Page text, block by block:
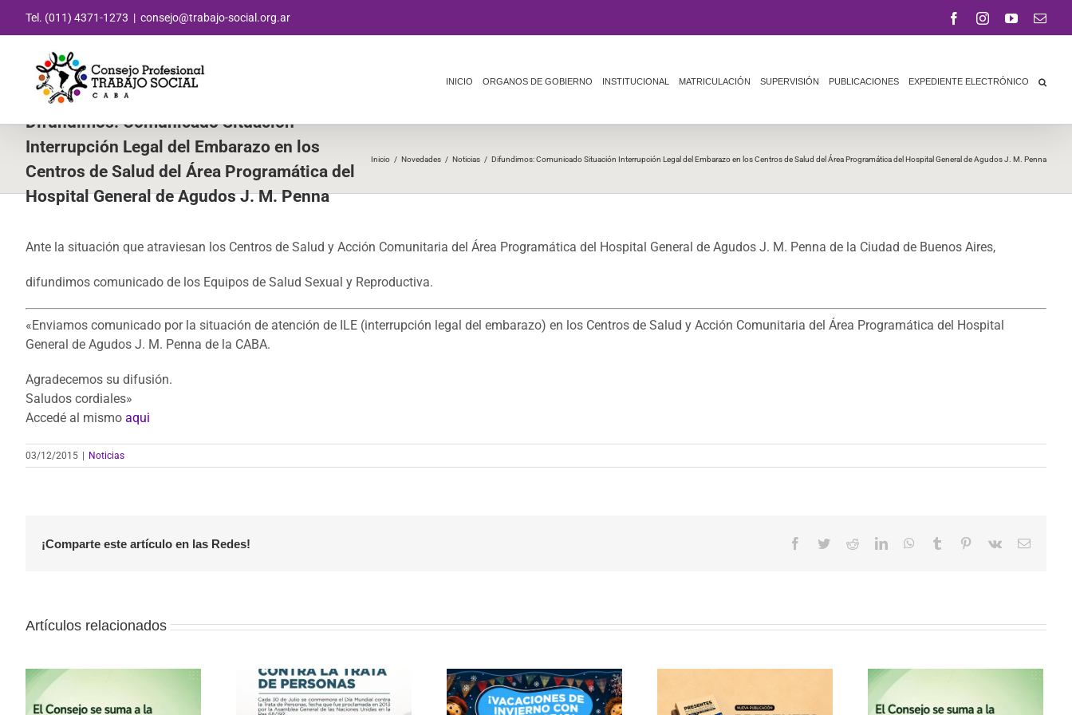
Tel. (011) 4371-1273 | consejo@trabajo-social.org.ar FacebookInstagramYouTube
INICIO ORGANOS DE GOBIERNO INSTITUCIONAL MATRICULACIÓN SUPERVISIÓN PUBLICACIONES EXPEDIENTE ELECTRÓNICO
Difundimos: Comunicado Situación
Interrupción Legal del Embarazo en los
Centros de Salud del Área Programática del
Hospital General de Agudos J. M. Penna
Inicio / Novedades / Noticias / Difundimos: Comunicado Situación Interrupción Legal del Embarazo en los Centros de Salud del Área Programática del Hospital General de Agudos J. M. Penna
Ante la situación que atraviesan los Centros de Salud y Acción Comunitaria del Área Programática del Hospital General de Agudos J. M. Penna de la Ciudad de Buenos Aires,
difundimos comunicado de los Equipos de Salud Sexual y Reproductiva.
«Enviamos comunicado por la situación de atención de ILE (interrupción legal del embarazo) en los Centros de Salud y Acción Comunitaria del Área Programática del Hospital
General de Agudos J. M. Penna de la CABA.
Agradecemos su difusión.
Saludos cordiales»
Accedé al mismo aqui
03/12/2015 Noticias
¡Comparte este artículo en las Redes! Facebook
TwitterRedditLinkedInWhatsApp
Tumblr Pinterest
Vk
Correo
Artículos relacionados